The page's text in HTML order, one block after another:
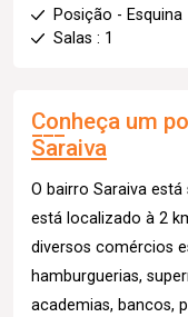
Posição - Esquina
Salas : 1
Conheça um
Saraiva
O bairro Saraiva
está localizado à 2
diversos comércios
hamburguerias,
academias, bancos,